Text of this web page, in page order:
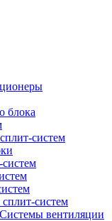
блока
систем
систем
Системы вентиляции